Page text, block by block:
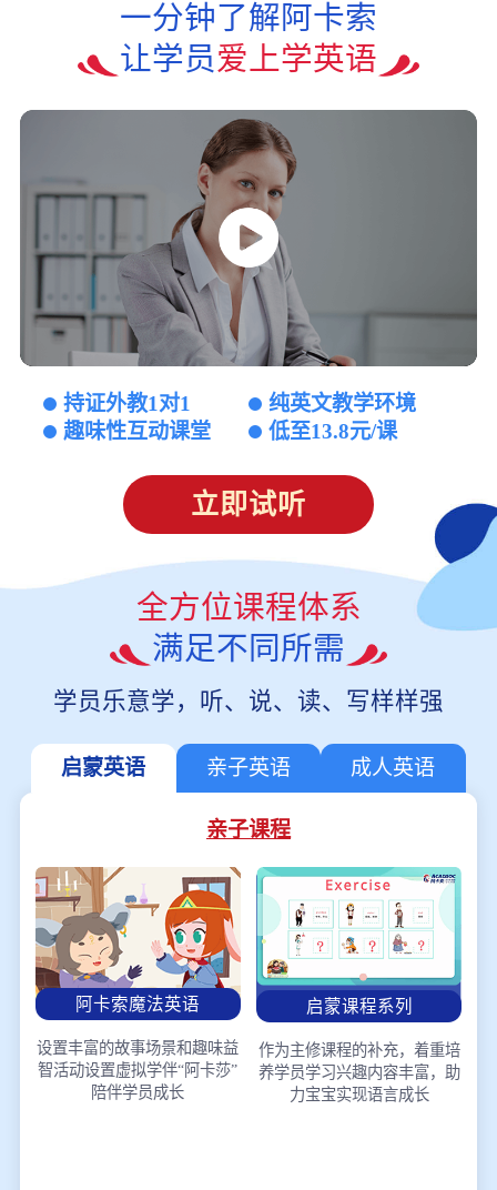
一分钟了解阿卡索
让学员爱上学英语
持证外教1对1
纯英文教学环境
趣味性互动课堂
低至13.8元/课
立即试听
全方位课程体系
满足不同所需
学员乐意学，听、说、读、写样样强
启蒙英语 亲子英语 成人英语
亲子课程
阿卡索魔法英语
设置丰富的故事场景和趣味益
智活动设置虚拟学伴“阿卡莎”
陪伴学员成长
启蒙课程系列
作为主修课程的补充，着重培
养学员学习兴趣内容丰富，助
力宝宝实现语言成长